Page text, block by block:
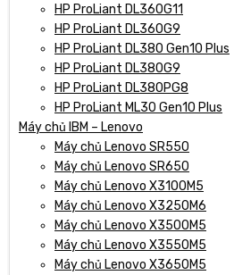
HP ProLiant DL360G11
HP ProLiant DL360G9
HP ProLiant DL380 Gen10 Plus
HP ProLiant DL380G9
HP ProLiant DL380PG8
HP ProLiant ML30 Gen10 Plus
Máy chủ IBM – Lenovo
Máy chủ Lenovo SR550
Máy chủ Lenovo SR650
Máy chủ Lenovo X3100M5
Máy chủ Lenovo X3250M6
Máy chủ Lenovo X3500M5
Máy chủ Lenovo X3550M5
Máy chủ Lenovo X3650M5